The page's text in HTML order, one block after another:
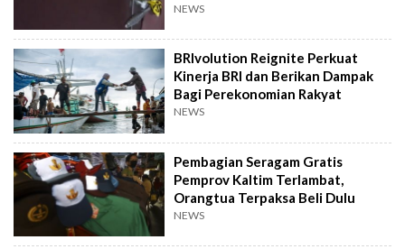
NEWS
BRIvolution Reignite Perkuat
Kinerja BRI dan Berikan Dampak
Bagi Perekonomian Rakyat
NEWS
Pembagian Seragam Gratis
Pemprov Kaltim Terlambat,
Orangtua Terpaksa Beli Dulu
NEWS